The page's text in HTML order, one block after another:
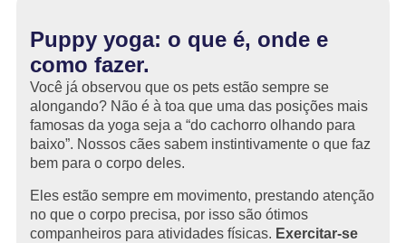
Puppy yoga: o que é, onde e
como fazer.
Você já observou que os pets estão sempre se
alongando? Não é à toa que uma das posições mais
famosas da yoga seja a “do cachorro olhando para
baixo”. Nossos cães sabem instintivamente o que faz
bem para o corpo deles.
Eles estão sempre em movimento, prestando atenção
no que o corpo precisa, por isso são ótimos
companheiros para atividades físicas. Exercitar-se